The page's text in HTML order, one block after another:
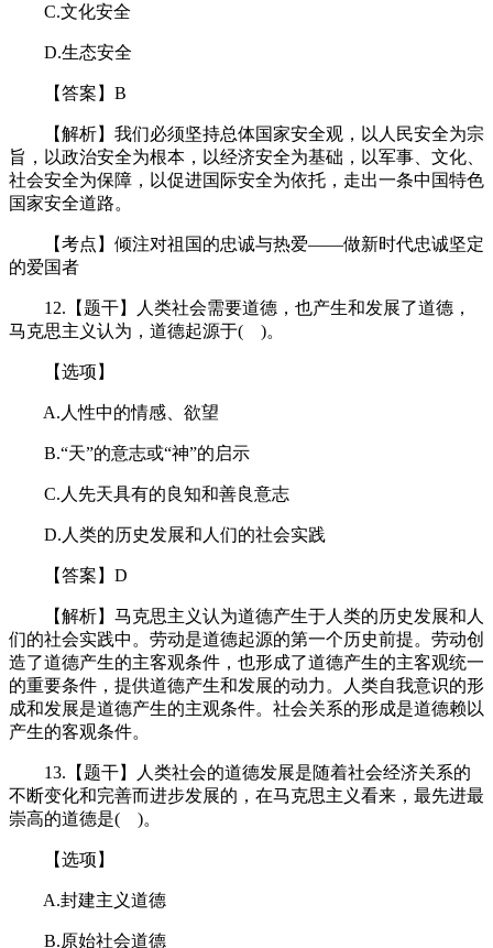
C.文化安全
D.生态安全
【答案】B
【解析】我们必须坚持总体国家安全观，以人民安全为宗
旨，以政治安全为根本，以经济安全为基础，以军事、文化、
社会安全为保障，以促进国际安全为依托，走出一条中国特色
国家安全道路。
【考点】倾注对祖国的忠诚与热爱——做新时代忠诚坚定
的爱国者
12.【题干】人类社会需要道德，也产生和发展了道德，
马克思主义认为，道德起源于( )。
【选项】
A.人性中的情感、欲望
B.“天”的意志或“神”的启示
C.人先天具有的良知和善良意志
D.人类的历史发展和人们的社会实践
【答案】D
【解析】马克思主义认为道德产生于人类的历史发展和人
们的社会实践中。劳动是道德起源的第一个历史前提。劳动创
造了道德产生的主客观条件，也形成了道德产生的主客观统一
的重要条件，提供道德产生和发展的动力。人类自我意识的形
成和发展是道德产生的主观条件。社会关系的形成是道德赖以
产生的客观条件。
13.【题干】人类社会的道德发展是随着社会经济关系的
不断变化和完善而进步发展的，在马克思主义看来，最先进最
崇高的道德是( )。
【选项】
A.封建主义道德
B.原始社会道德